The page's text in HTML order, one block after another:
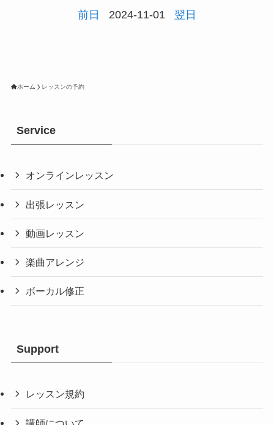
前日 2024-11-01 翌日
ホーム レッスンの予約
Service
オンラインレッスン
出張レッスン
動画レッスン
楽曲アレンジ
ボーカル修正
Support
レッスン規約